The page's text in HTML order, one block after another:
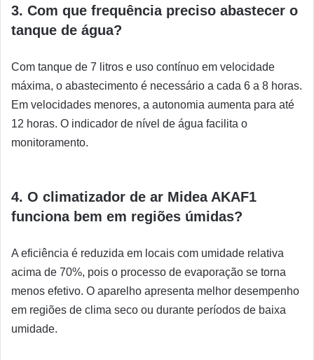
3. Com que frequência preciso abastecer o
tanque de água?
Com tanque de 7 litros e uso contínuo em velocidade
máxima, o abastecimento é necessário a cada 6 a 8 horas.
Em velocidades menores, a autonomia aumenta para até
12 horas. O indicador de nível de água facilita o
monitoramento.
4. O climatizador de ar Midea AKAF1
funciona bem em regiões úmidas?
A eficiência é reduzida em locais com umidade relativa
acima de 70%, pois o processo de evaporação se torna
menos efetivo. O aparelho apresenta melhor desempenho
em regiões de clima seco ou durante períodos de baixa
umidade.